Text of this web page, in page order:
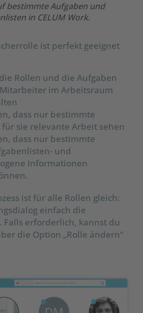
bestimmte Aufgaben und
in CELUM Work.
ist perfekt geeignet
Rollen und die Aufgaben
im Arbeitsraum
dass nur bestimmte
für sie relevante Arbeit sehen
dass nur bestimmte
und
Informationen
ist für alle Rollen gleich:
einfach die
Falls erforderlich, kannst du
die Option „Rolle ändern“